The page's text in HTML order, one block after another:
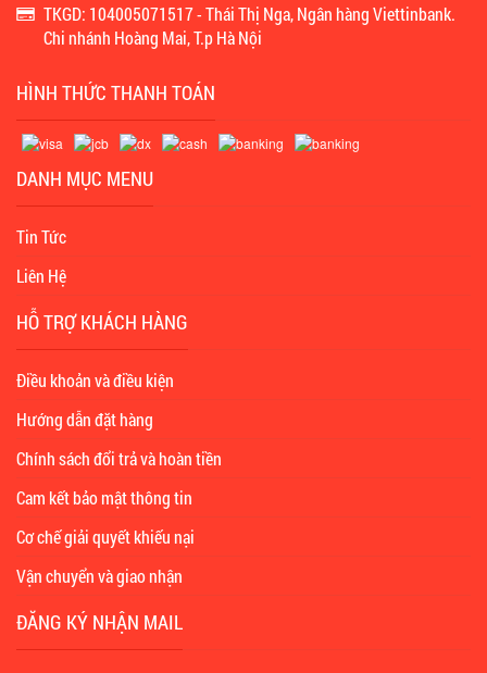
TKGD: 104005071517 - Thái Thị Nga, Ngân hàng Viettinbank.
Chi nhánh Hoàng Mai, T.p Hà Nội
HÌNH THỨC THANH TOÁN
DANH MỤC MENU
Tin Tức
Liên Hệ
HỖ TRỢ KHÁCH HÀNG
Điều khoản và điều kiện
Hướng dẫn đặt hàng
Chính sách đổi trả và hoàn tiền
Cam kết bảo mật thông tin
Cơ chế giải quyết khiếu nại
Vận chuyển và giao nhận
ĐĂNG KÝ NHẬN MAIL